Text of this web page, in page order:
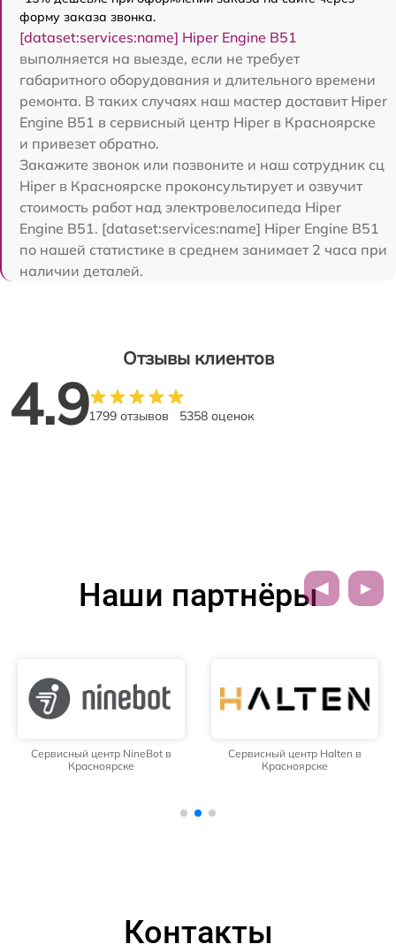
форму заказа звонка.
[dataset:services:name] Hiper Engine B51
выполняется на выезде, если не требует
габаритного оборудования и длительного времени
ремонта. В таких случаях наш мастер доставит Hiper
Engine B51 в сервисный центр Hiper в Красноярске
и привезет обратно.
Закажите звонок или позвоните и наш сотрудник сц
Hiper в Красноярске проконсультирует и озвучит
стоимость работ над электровелосипеда Hiper
Engine B51. [dataset:services:name] Hiper Engine B51
по нашей статистике в среднем занимает 2 часа при
наличии деталей.
Отзывы клиентов
4.91799 отзывов 5358 оценок
Наши партнёры
Сервисный центр NineBot в
Красноярске
Сервисный центр Halten в
Красноярске
Контакты